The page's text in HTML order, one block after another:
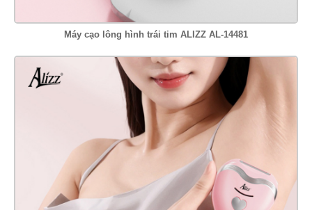
Máy cạo lông hình trái tim ALIZZ AL-14481